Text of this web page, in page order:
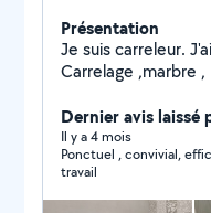
Présentation
Je suis carreleur.
Carrelage ,marbre
Merci.
Dernier avis laissé
Il y a 4 mois
Ponctuel , convivial, efficace et produisant un très bon et beau
travail